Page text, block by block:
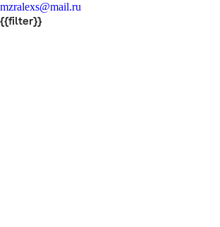
mzralexs@mail.ru
{{filter}}